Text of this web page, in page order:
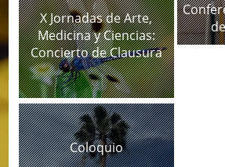
X Jornadas de Arte,
Medicina y Ciencias:
Concierto de Clausura
Coloquio